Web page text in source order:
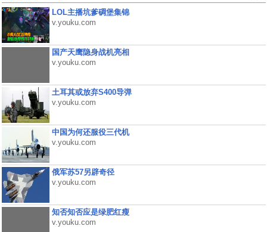
LOL主播坑爹碉堡集锦
v.youku.com
国产天鹰隐身战机亮相
v.youku.com
土耳其或放弃S400导弹
v.youku.com
中国为何还服役三代机
v.youku.com
俄军苏57另辟奇径
v.youku.com
知否知否应是绿肥红瘦
v.youku.com